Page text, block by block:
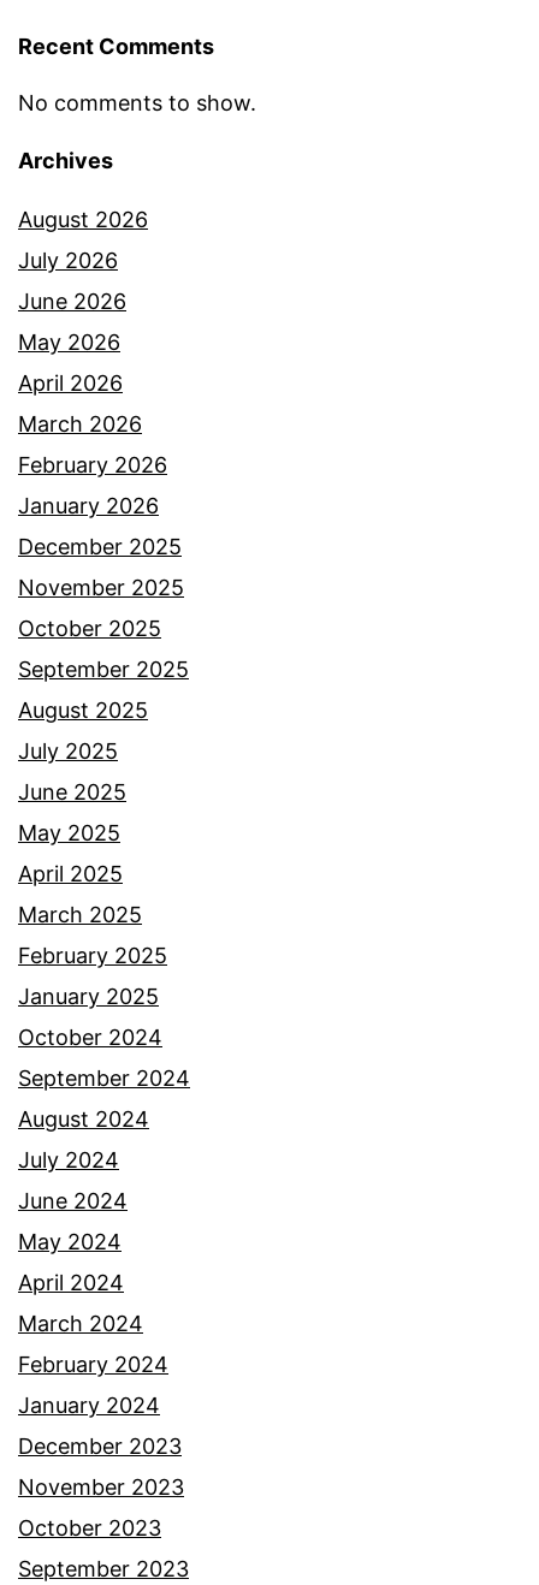
Recent Comments
No comments to show.
Archives
August 2026
July 2026
June 2026
May 2026
April 2026
March 2026
February 2026
January 2026
December 2025
November 2025
October 2025
September 2025
August 2025
July 2025
June 2025
May 2025
April 2025
March 2025
February 2025
January 2025
October 2024
September 2024
August 2024
July 2024
June 2024
May 2024
April 2024
March 2024
February 2024
January 2024
December 2023
November 2023
October 2023
September 2023